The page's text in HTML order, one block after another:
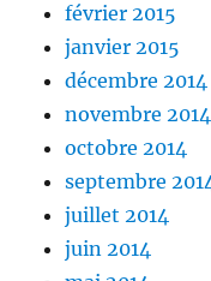
février 2015
janvier 2015
décembre 2014
novembre 2014
octobre 2014
septembre
juillet 2014
juin 2014